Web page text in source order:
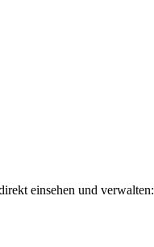
einsehen und verwalten: